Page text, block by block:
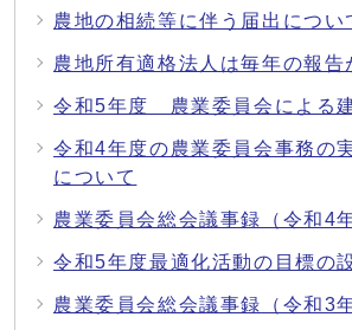
農地の相続等に伴う届出につい
農地所有適格法人は毎年の報告
令和5年度 農業委員会による
令和4年度の農業委員会事務の
について
農業委員会総会議事録（令和4
令和5年度最適化活動の目標の
農業委員会総会議事録（令和3